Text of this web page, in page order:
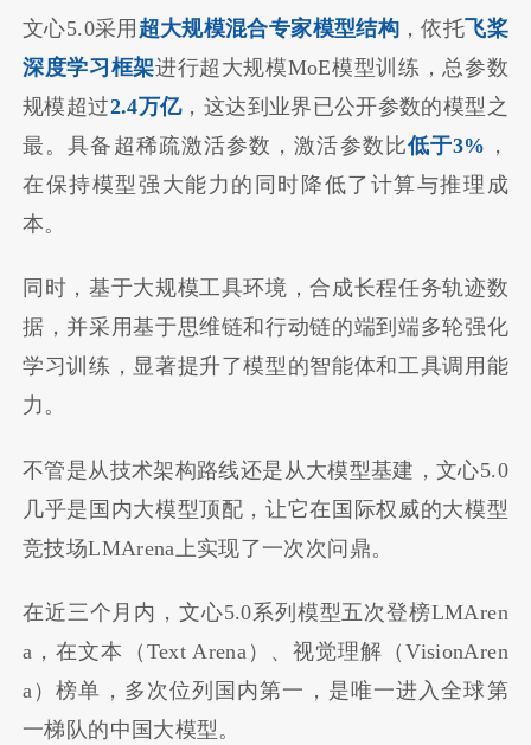
文心5.0采用 超大规模混合专家模型结构 ，依托飞桨
深度学习框架进行超大规模MoE模型训练，总参数
规模超过2.4万亿，这达到业界已公开参数的模型之
最。具备超稀疏激活参数，激活参数比低于3% ，
在保持模型强大能力的同时降低了计算与推理成
本。
同时，基于大规模工具环境，合成长程任务轨迹数
据，并采用基于思维链和行动链的端到端多轮强化
学习训练，显著提升了模型的智能体和工具调用能
力。
不管是从技术架构路线还是从大模型基建，文心5.0
几乎是国内大模型顶配，让它在国际权威的大模型
竞技场LMArena上实现了一次次问鼎。
在近三个月内，文心5.0系列模型五次登榜LMAren
a，在文本（Text Arena）、视觉理解（VisionAren
a）榜单，多次位列国内第一，是唯一进入全球第
一梯队的中国大模型。